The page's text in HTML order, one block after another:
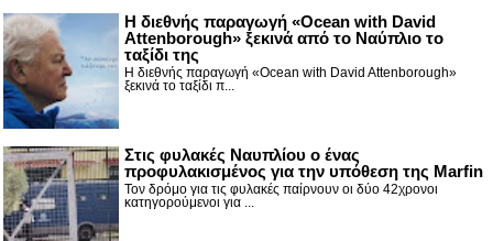
Η διεθνής παραγωγή «Ocean with David
Attenborough» ξεκινά από το Ναύπλιο το
ταξίδι της
Η διεθνής παραγωγή «Ocean with David Attenborough»
ξεκινά το ταξίδι π...
Στις φυλακές Ναυπλίου ο ένας
προφυλακισμένος για την υπόθεση της Marfin
Τον δρόμο για τις φυλακές παίρνουν οι δύο 42χρονοι
κατηγορούμενοι για ...